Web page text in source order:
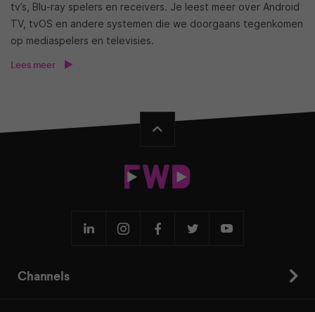
tv’s, Blu-ray spelers en receivers. Je leest meer over Android
TV, tvOS en andere systemen die we doorgaans tegenkomen
op mediaspelers en televisies.
Lees meer
Channels